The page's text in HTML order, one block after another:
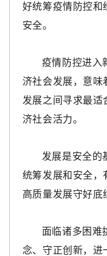
好统筹疫情防控和
安全。
疫情防控进入
济社会发展，意味
发展之间寻求最适
济社会活力。
发展是安全的
统筹发展和安全，
高质量发展守好底
面临诸多困难
念、守正创新，进